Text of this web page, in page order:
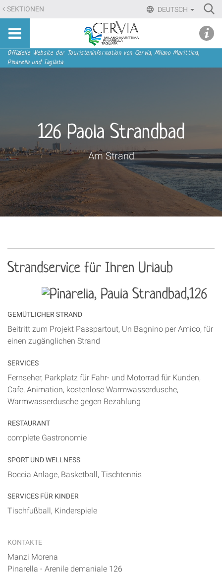
Direkt
zum
Inhalt
Direkt
zur
DEUTSCH
SEKTIONEN
Sito
turistico
ufficiale
Sektionen
Offizielle Website der Touristeninformation von Cervia, Milano Marittima,
Pinarella und Tagliata
126 Paola Strandbad
Am Strand
Strandservice für Ihren Urlaub
GEMÜTLICHER STRAND
Beitritt zum Projekt Passpartout, Un Bagnino per Amico, für
einen zugänglichen Strand
SERVICES
Fernseher, Parkplatz für Fahr- und Motorrad für Kunden,
Cafe, Animation, kostenlose Warmwasserdusche,
Warmwasserdusche gegen Bezahlung
RESTAURANT
complete Gastronomie
SPORT UND WELLNESS
Boccia Anlage, Basketball, Tischtennis
SERVICES FÜR KINDER
Tischfußball, Kinderspiele
KONTAKTE
Manzi Morena
Pinarella - Arenile demaniale 126
menu